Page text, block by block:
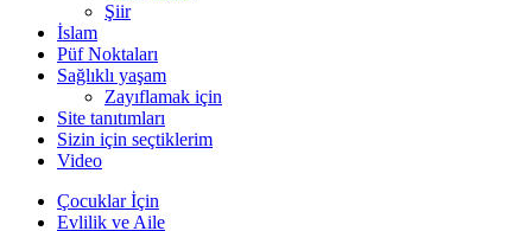
Şiir
İslam
Püf Noktaları
Sağlıklı yaşam
Zayıflamak için
Site tanıtımları
Sizin için seçtiklerim
Video
Çocuklar İçin
Evlilik ve Aile